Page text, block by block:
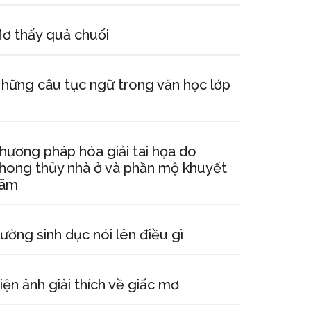
thấy quả chuối
câu tục ngữ trong văn học lớp
pháp hóa giải tai họa do
thủy nhà ở và phần mộ khuyết
sinh dục nói lên điều gì
ảnh giải thích về giấc mơ